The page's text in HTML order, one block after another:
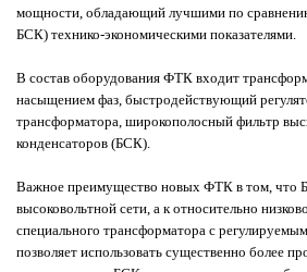
мощности, обладающий лучшими по
БСК) технико-экономическими показателями.
В состав оборудования ФТК входит
насыщением фаз, быстродействующий
трансформатора, широкополосный фильтр
конденсаторов (БСК).
Важное преимущество новых ФТК в том, что
высоковольтной сети, а к относительно
специального трансформатора с
позволяет использовать существенно более